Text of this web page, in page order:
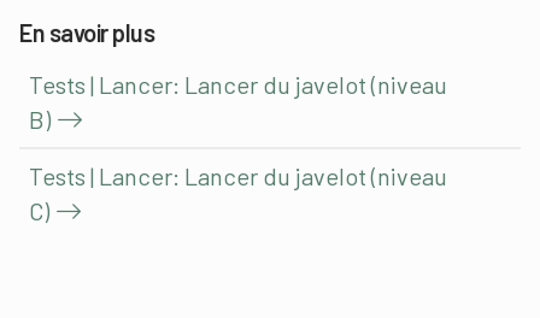
En savoir plus
Tests | Lancer: Lancer du javelot (niveau
B)
Tests | Lancer: Lancer du javelot (niveau
C)